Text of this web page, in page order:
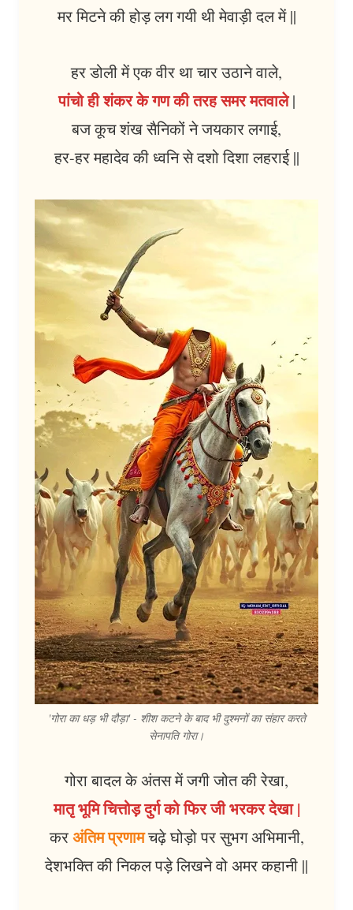
मर मिटने की होड़ लग गयी थी मेवाड़ी दल में ||
हर डोली में एक वीर था चार उठाने वाले,
पांचो ही शंकर के गण की तरह समर मतवाले|
बज कूच शंख सैनिकों ने जयकार लगाई,
हर-हर महादेव की ध्वनि से दशो दिशा लहराई ||
'गोरा का धड़ भी दौड़ा' - शीश कटने के बाद भी दुश्मनों का संहार करते
सेनापति गोरा।
गोरा बादल के अंतस में जगी जोत की रेखा,
मातृ भूमि चित्तोड़ दुर्ग को फिर जी भरकर देखा |
करअंतिम प्रणामचढ़े घोड़ो पर सुभग अभिमानी,
देशभक्ति की निकल पड़े लिखने वो अमर कहानी ||